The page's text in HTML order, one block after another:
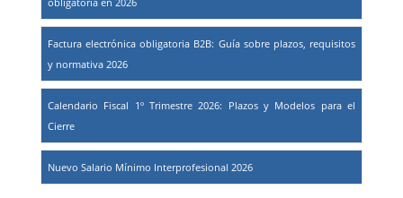
Factura electrónica obligatoria B2B: Guía sobre plazos, requisitos
y normativa 2026
Calendario Fiscal 1º Trimestre 2026: Plazos y Modelos para el
Cierre
Nuevo Salario Mínimo Interprofesional 2026